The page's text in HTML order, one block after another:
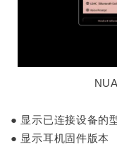
● 显示已连接设备的
● 显示耳机固件版本